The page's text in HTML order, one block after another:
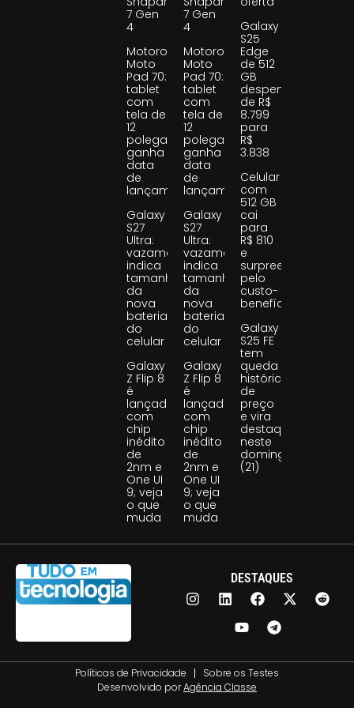
7 Gen
4
Motorola
Moto
Pad 70:
tablet
com
tela de
12
polegadas
ganha
data
de
lançamento
Galaxy
S27
Ultra:
vazamento
indica
tamanho
da
nova
bateria
do
celular
Galaxy
Z Flip 8
é
lançado
com
chip
inédito
de
2nm e
One UI
9; veja
o que
muda
7 Gen
4
Motorola
Moto
Pad 70:
tablet
com
tela de
12
polegadas
ganha
data
de
lançamento
Galaxy
S27
Ultra:
vazamento
indica
tamanho
da
nova
bateria
do
celular
Galaxy
Z Flip 8
é
lançado
com
chip
inédito
de
2nm e
One UI
9; veja
o que
muda
Galaxy
S25
Edge
de 512
GB
despenca
de R$
8.799
para
R$
3.838
Celular
com
512 GB
cai
para
R$ 810
e
surpreende
pelo
custo-
benefício
Galaxy
S25 FE
tem
queda
histórica
de
preço
e vira
destaque
neste
domingo
(21)
DESTAQUES
Políticas de Privacidade
Sobre os Testes
Desenvolvido porAgência Classe